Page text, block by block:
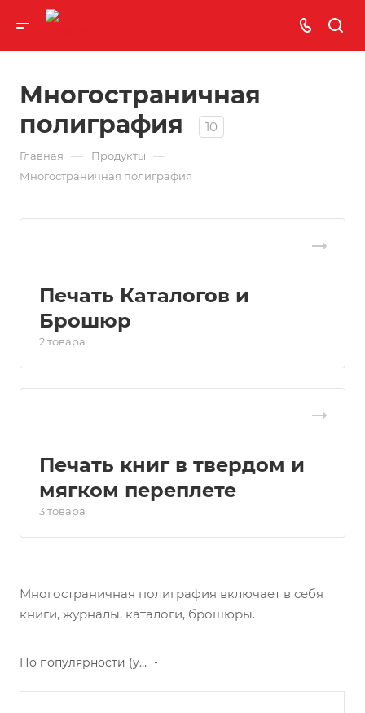
Многостраничная
полиграфия
10
Главная — Продукты —
Многостраничная полиграфия
Печать Каталогов и
Брошюр
2 товара
Печать книг в твердом и
мягком переплете
3 товара
Многостраничная полиграфия включает в себя
книги, журналы, каталоги, брошюры.
По популярности (убывание)